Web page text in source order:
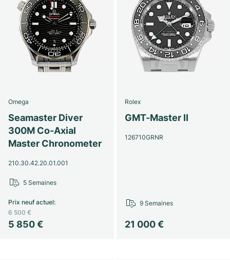
Omega
Seamaster Diver
300M Co-Axial
Master Chronometer
210.30.42.20.01.001
5 850 €
Prix neuf actuel:
6 500 €
5 Semaines
Rolex
GMT-Master II
126710GRNR
21 000 €
9 Semaines